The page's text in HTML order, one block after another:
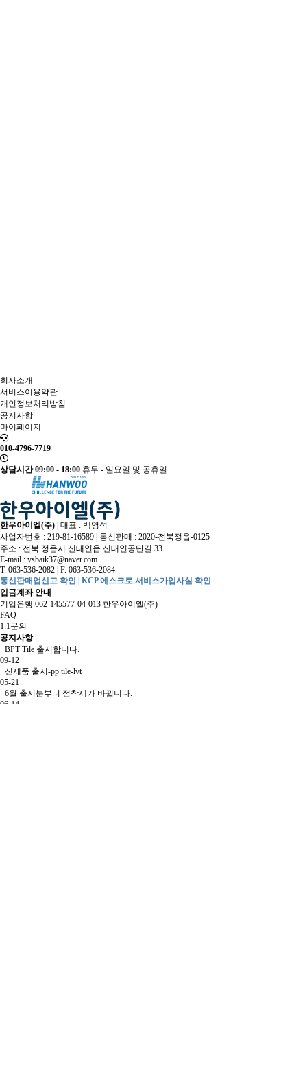
회사소개
서비스이용약관
개인정보처리방침
공지사항
마이페이지
010-4796-7719
상담시간 09:00 - 18:00 휴무 - 일요일 및 공휴일
한우아이엘(주) 대표 : 백영석
사업자번호 : 219-81-16589
통신판매 : 2020-전북정읍-0125
주소 : 전북 정읍시 신태인읍 신태인공단길 33
E-mail : ysbaik37@naver.com
T. 063-536-2082 F. 063-536-2084
통신판매업신고 확인
KCP 에스크로 서비스가입사실 확인
입금계좌 안내
기업은행 062-145577-04-013 한우아이엘(주)
FAQ
1:1문의
공지사항
· BPT Tile 출시합니다.
09-12
· 신제품 출시-pp tile-lvt
05-21
· 6월 출시분부터 점착제가 바뀝니다.
06-14